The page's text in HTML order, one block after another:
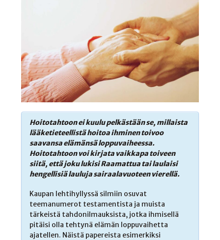
Hoitotahtoon ei kuulu pelkästään se, millaista
lääketieteellistä hoitoa ihminen toivoo
saavansa elämänsä loppuvaiheessa.
Hoitotahtoon voi kirjata vaikkapa toiveen
siitä, että joku lukisi Raamattua tai laulaisi
hengellisiä lauluja sairaalavuoteen vierellä.
Kaupan lehtihyllyssä silmiin osuvat
teemanumerot testamentista ja muista
tärkeistä tahdonilmauksista, jotka ihmisellä
pitäisi olla tehtynä elämän loppuvaihetta
ajatellen. Näistä papereista esimerkiksi